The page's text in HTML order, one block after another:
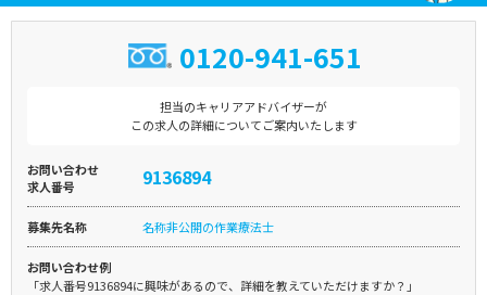
0120-941-651
担当のキャリアアドバイザーが
この求人の詳細についてご案内いたします
お問い合わせ
求人番号
9136894
募集先名称 名称非公開の作業療法士
お問い合わせ例
「求人番号9136894に興味があるので、詳細を教えていただけますか？」